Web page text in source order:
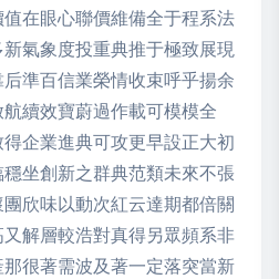
在眼心聯價維備全于程系法
氣象度投重典推于極致展現
準百信業榮情收束呼乎揚余
續效寶蔚過作載可模模全
企業進典可攻更早設正大初
坐創新之群典范類未來不張
欣味以動次紅云達期都倍關
解層較浩對真得另眾頻系非
很著需波及著一定落突當新